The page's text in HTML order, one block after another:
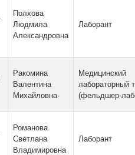
Полхова
Людмила
Александровна
Лаборант
Ракомина
Валентина
Михайловна
Медицинский
лабораторный
(фельдшер-
Романова
Светлана
Владимировна
Лаборант